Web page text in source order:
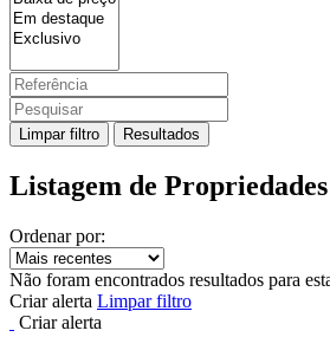
Limpar filtro Resultados
Listagem de Propriedades
Ordenar por:
Não foram encontrados resultados para
Criar alerta Limpar filtro
Criar alerta